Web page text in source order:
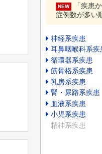
NEW
「疾患
症例数が多い
神経系疾患
耳鼻咽喉科系疾
循環器系疾患
筋骨格系疾患
乳房系疾患
腎・尿路系疾患
血液系疾患
小児系疾患
精神系疾患